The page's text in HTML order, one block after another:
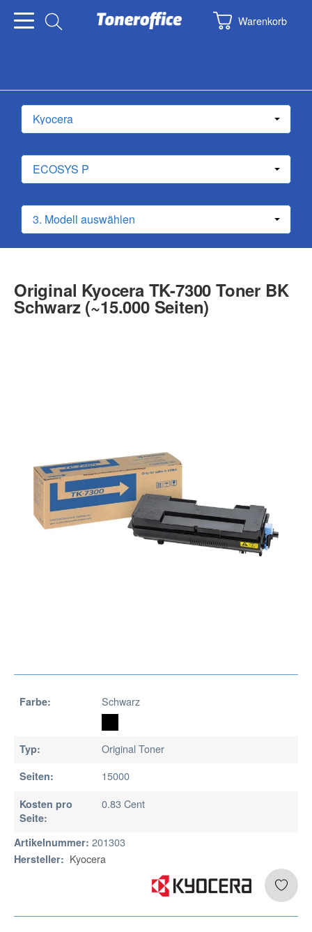
Warenkorb
Original Kyocera TK-7300 Toner BK
Schwarz (~15.000 Seiten)
Farbe: Schwarz
Typ: Original Toner
Seiten: 15000
Kosten pro
Seite:
0.83 Cent
Artikelnummer: 201303
Hersteller: Kyocera